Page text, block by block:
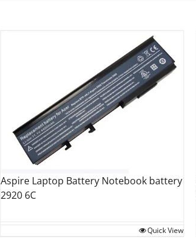
Aspire Laptop Battery Notebook battery
2920 6C
Quick View